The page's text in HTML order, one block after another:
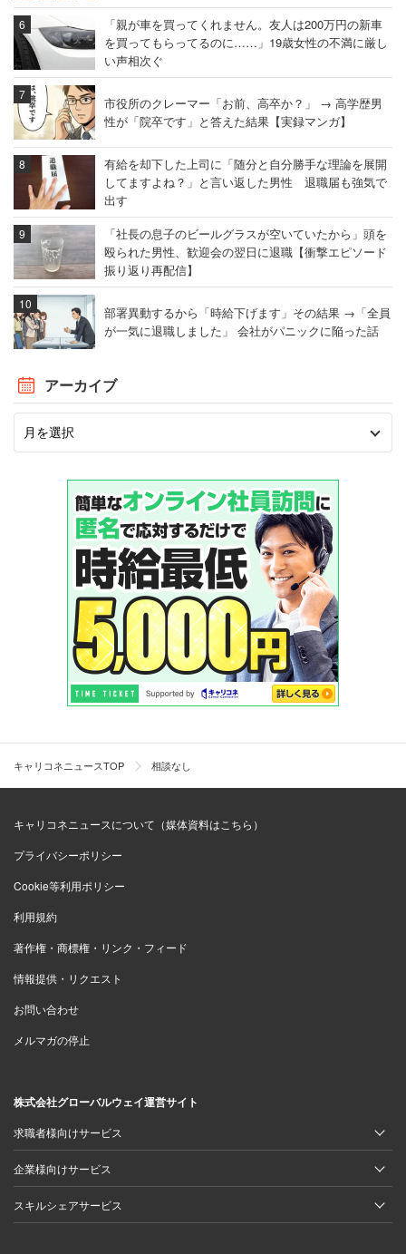
「親が車を買ってくれません。友人は200万円の新車
を買ってもらってるのに……」19歳女性の不満に厳し
い声相次ぐ
市役所のクレーマー「お前、高卒か？」 → 高学歴男
性が「院卒です」と答えた結果【実録マンガ】
有給を却下した上司に「随分と自分勝手な理論を展開
してますよね？」と言い返した男性 退職届も強気で
出す
「社長の息子のビールグラスが空いていたから」頭を
殴られた男性、歓迎会の翌日に退職【衝撃エピソード
振り返り再配信】
部署異動するから「時給下げます」その結果 →「全員
が一気に退職しました」 会社がパニックに陥った話
アーカイブ
キャリコネニュースTOP 相談なし
キャリコネニュースについて（媒体資料はこちら）
プライバシーポリシー
Cookie等利用ポリシー
利用規約
著作権・商標権・リンク・フィード
情報提供・リクエスト
お問い合わせ
メルマガの停止
株式会社グローバルウェイ運営サイト
求職者様向けサービス
企業様向けサービス
スキルシェアサービス